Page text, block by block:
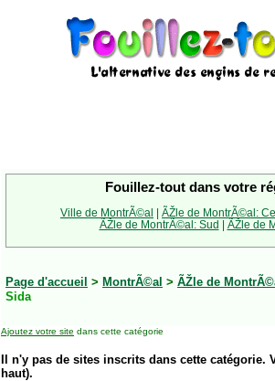
Fouillez-tout dans votre
Ville de MontrÃ©al | ÃŽle de MontrÃ©al:
ÃŽle de MontrÃ©al: Sud | ÃŽle de
Page d'accueil > MontrÃ©al > ÃŽle de
Sida
Ajoutez votre site dans cette catégorie
Il n'y pas de sites inscrits dans cette
haut).